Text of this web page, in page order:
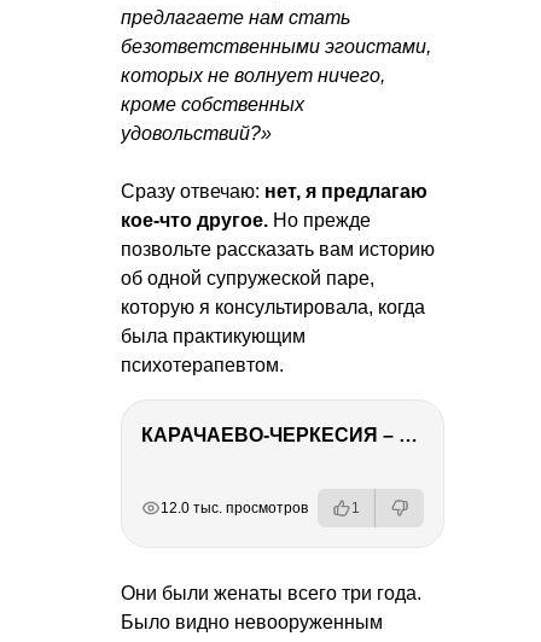
предлагаете нам стать
безответственными эгоистами,
которых не волнует ничего,
кроме собственных
удовольствий?»
Сразу отвечаю: нет, я предлагаю
кое-что другое. Но прежде
позвольте рассказать вам историю
об одной супружеской паре,
которую я консультировала, когда
была практикующим
психотерапевтом.
КАРАЧАЕВО-ЧЕРКЕСИЯ – ПУТЕШЕСТВИЕ НА КАВКАЗ часть 2
12.0 тыс. просмотров 1
Они были женаты всего три года.
Было видно невооруженным